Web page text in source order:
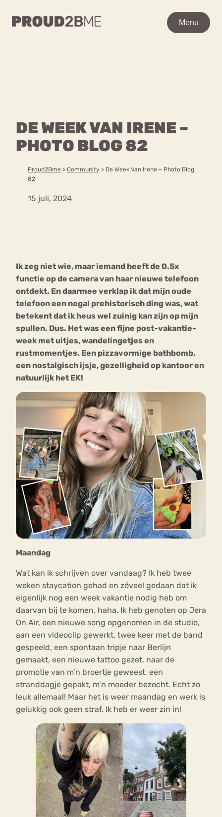
Menu
DE WEEK VAN IRENE –
PHOTO BLOG 82
Proud2Bme > Community > De Week Van Irene – Photo Blog
82
15 juli, 2024
Ik zeg niet wie, maar iemand heeft de 0.5x
functie op de camera van haar nieuwe telefoon
ontdekt. En daarmee verklap ik dat mijn oude
telefoon een nogal prehistorisch ding was, wat
betekent dat ik heus wel zuinig kan zijn op mijn
spullen. Dus. Het was een fijne post-vakantie-
week met uitjes, wandelingetjes en
rustmomentjes. Een pizzavormige bathbomb,
een nostalgisch ijsje, gezelligheid op kantoor en
natuurlijk het EK!
Maandag
Wat kan ik schrijven over vandaag? Ik heb twee
weken staycation gehad en zóveel gedaan dat ik
eigenlijk nog een week vakantie nodig heb om
daarvan bij te komen, haha. Ik heb genoten op Jera
On Air, een nieuwe song opgenomen in de studio,
aan een videoclip gewerkt, twee keer met de band
gespeeld, een spontaan tripje naar Berlijn
gemaakt, een nieuwe tattoo gezet, naar de
promotie van m’n broertje geweest, een
stranddagje gepakt, m’n moeder bezocht. Echt zo
leuk allemaal! Maar het is weer maandag en werk is
gelukkig ook geen straf. Ik heb er weer zin in!
Menu
Content
Over ons
Forum
WAAR BEN JE NAAR OP
Over proud2bme
Contact
Vacatures
Privacyverklaring
mia
Nerv
osa
Eetstoornis Anorexia Nervosa
Eetbuien Piekeren Sport
Trauma
Orthorexia
Afvallen Angst